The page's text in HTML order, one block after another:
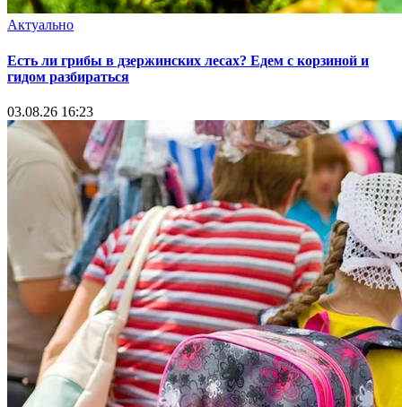
Актуально
Есть ли грибы в дзержинских лесах? Едем с корзиной и
гидом разбираться
03.08.26 16:23